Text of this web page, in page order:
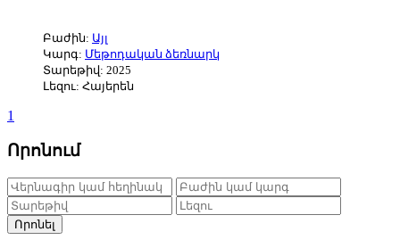
Բաժին: Այլ
Կարգ: Մեթոդական ձեռնարկ
Տարեթիվ: 2025
Լեզու: Հայերեն
1
Որոնում
Որոնել